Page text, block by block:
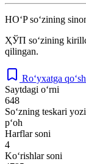
HO‘Pso‘zining
ҲЎП so‘zining
qilingan.
Ro‘yxatga
Saytdagi o‘rni
648
So‘zning teskari
p‘oh
Harflar soni
4
Ko‘rishlar soni